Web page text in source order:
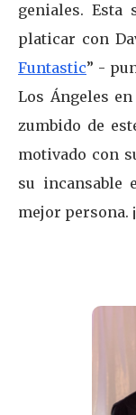
geniales. Esta
platicar con
Funtastic” -
Los Ángeles
zumbido de
motivado con
su incansable
mejor persona.